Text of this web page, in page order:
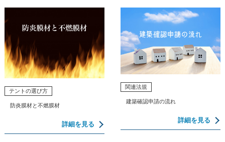
テントの選び方
防炎膜材と不燃膜材
詳細を見る
関連法規
建築確認申請の流れ
詳細を見る